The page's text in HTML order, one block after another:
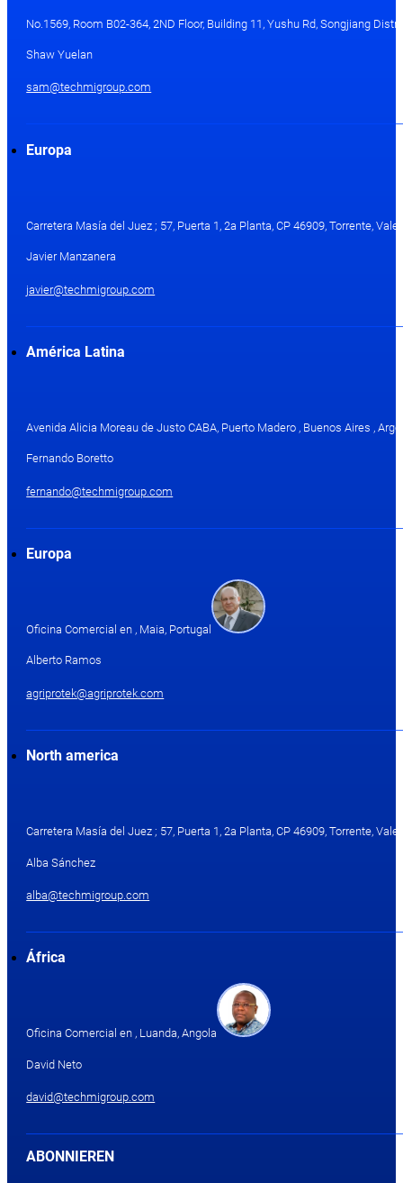
No.1569, Room B02-364, 2ND Floor, Building 11, Yushu Rd, Songjiang
Shaw Yuelan
sam@techmigroup.com
Europa
Carretera Masía del Juez ; 57, Puerta 1, 2a Planta, CP 46909, Torrente,
Javier Manzanera
javier@techmigroup.com
América Latina
Avenida Alicia Moreau de Justo CABA, Puerto Madero , Buenos Aires ,
Fernando Boretto
fernando@techmigroup.com
Europa
Oficina Comercial en , Maia, Portugal
Alberto Ramos
agriprotek@agriprotek.com
North america
Carretera Masía del Juez ; 57, Puerta 1, 2a Planta, CP 46909, Torrente,
Alba Sánchez
alba@techmigroup.com
África
Oficina Comercial en , Luanda, Angola
David Neto
david@techmigroup.com
ABONNIEREN